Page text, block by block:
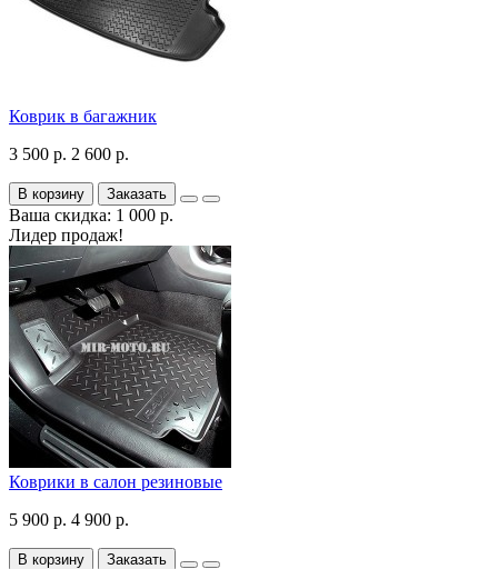
Коврик в багажник
3 500 р. 2 600 р.
В корзину Заказать
Ваша скидка: 1 000 р.
Лидер продаж!
Коврики в салон резиновые
5 900 р. 4 900 р.
В корзину Заказать